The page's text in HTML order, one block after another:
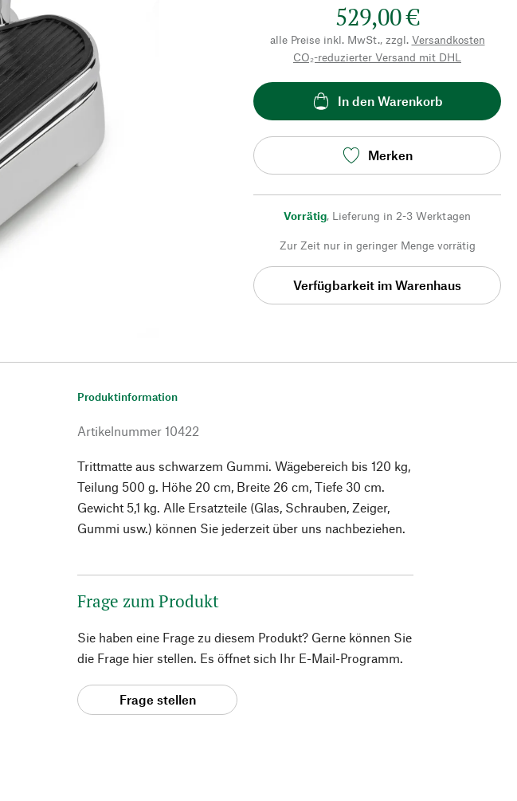
529,00 €
alle Preise inkl. MwSt., zzgl. Versandkosten
CO₂-reduzierter Versand mit DHL
In den Warenkorb
Merken
Vorrätig, Lieferung in 2-3 Werktagen
Zur Zeit nur in geringer Menge vorrätig
Verfügbarkeit im Warenhaus
Produktinformation
Artikelnummer 10422
Trittmatte aus schwarzem Gummi. Wägebereich bis 120 kg,
Teilung 500 g. Höhe 20 cm, Breite 26 cm, Tiefe 30 cm.
Gewicht 5,1 kg. Alle Ersatzteile (Glas, Schrauben, Zeiger,
Gummi usw.) können Sie jederzeit über uns nachbeziehen.
Frage zum Produkt
Sie haben eine Frage zu diesem Produkt? Gerne können Sie
die Frage hier stellen. Es öffnet sich Ihr E-Mail-Programm.
Frage stellen